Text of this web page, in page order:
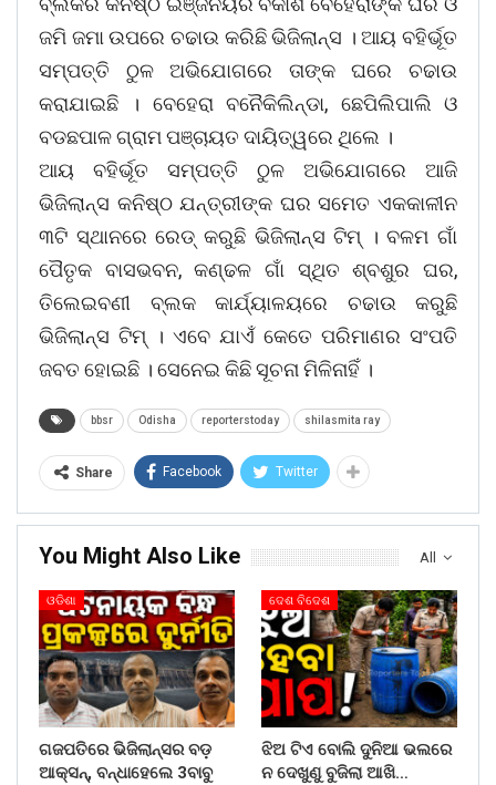
ଜମି ଜମା ଉପରେ ଚଢାଉ କରିଛି ଭିଜିଲାନ୍ସ । ଆୟ ବହିର୍ଭୂତ
ସମ୍ପତ୍ତି ଠୁଳ ଅଭିଯୋଗରେ ତାଙ୍କ ଘରେ ଚଢାଉ
କରାଯାଇଛି । ବେହେରା ବନୈକିଲିନ୍ଡା, ଛେପିଲିପାଲି ଓ
ବଡଛପାଳ ଗ୍ରାମ ପଞ୍ଚାୟତ ଦାୟିତ୍ୱରେ ଥିଲେ ।
ଆୟ ବହିର୍ଭୂତ ସମ୍ପତ୍ତି ଠୁଳ ଅଭିଯୋଗରେ ଆଜି
ଭିଜିଲାନ୍ସ କନିଷ୍ଠ ଯନ୍ତ୍ରୀଙ୍କ ଘର ସମେତ ଏକକାଳୀନ
୩ଟି ସ୍ଥାନରେ ରେଡ୍ କରୁଛି ଭିଜିଲାନ୍ସ ଟିମ୍ । ବଳମ ଗାଁ
ପୈତୃକ ବାସଭବନ, କଣ୍ଢଳ ଗାଁ ସ୍ଥିତ ଶ୍ବଶୁର ଘର,
ତିଲେଇବଣୀ ବ୍ଲକ କାର୍ଯ୍ୟାଳୟରେ ଚଢାଉ କରୁଛି
ଭିଜିଲାନ୍ସ ଟିମ୍ । ଏବେ ଯାଏଁ କେତେ ପରିମାଣର ସଂପତି
ଜବତ ହୋଇଛି । ସେନେଇ କିଛି ସୂଚନା ମିଳିନାହିଁ ।
bbsr Odisha reporterstoday shilasmita ray
Share Facebook Twitter
All
You Might Also Like
ଓଡିଶା
ଗଜପତିରେ ଭିଜିଲାନ୍ସର ବଡ଼
ଆକ୍ସନ୍, ବନ୍ଧାହେଲେ 3ବାବୁ
ଦେଶ ବିଦେଶ
ଝିଅ ଟିଏ ବୋଲି ଦୁନିଆ ଭଲରେ
ନ ଦେଖୁଣୁ ବୁଜିଲା ଆଖି…